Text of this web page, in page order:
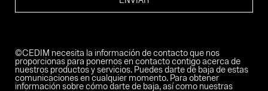
©CEDIM necesita la información de contacto que nos
proporcionas para ponernos en contacto contigo acerca de
nuestros productos y servicios. Puedes darte de baja de estas
comunicaciones en cualquier momento. Para obtener
información sobre cómo darte de baja, así como nuestras